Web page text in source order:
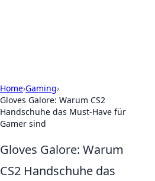
Home›Gaming›
Gloves Galore: Warum CS2
Handschuhe das Must-Have für
Gamer sind
Gloves Galore: Warum
CS2 Handschuhe das